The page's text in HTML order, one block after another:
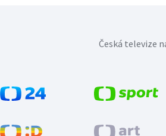
Česká televize